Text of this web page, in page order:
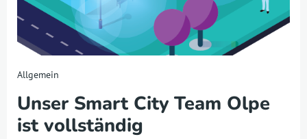
Allgemein
Unser Smart City Team Olpe
ist vollständig